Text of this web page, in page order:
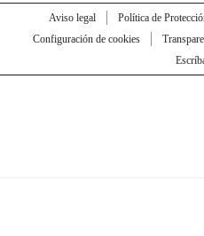
Aviso legal Política de
Configuración de cookies